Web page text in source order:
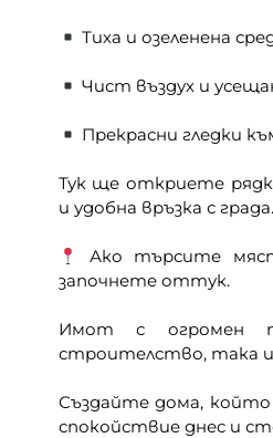
Тиха и озеленена
Чист въздух и
Прекрасни гледки
Тук ще откриете
и удобна връзка с града.
Ако търсите
започнете оттук.
Имот с огромен
строителство, така
Създайте дома, който
спокойствие днес и